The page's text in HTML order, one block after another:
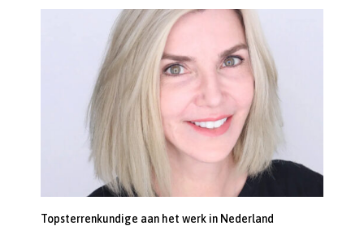
Topsterrenkundige aan het werk in Nederland